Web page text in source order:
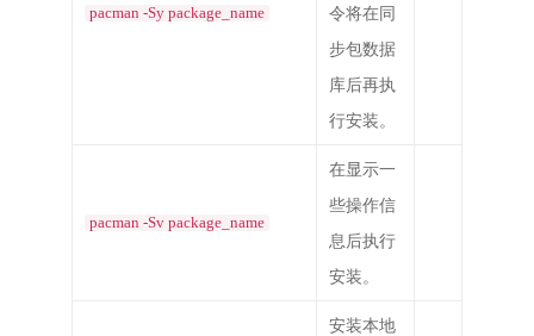
pacman -Sy package_name
令将在同
步包数据
库后再执
行安装。
pacman -Sv package_name
在显示一
些操作信
息后执行
安装。
安装本地